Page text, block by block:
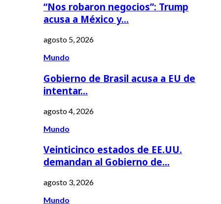
“Nos robaron negocios”: Trump
acusa a México y…
agosto 5, 2026
Mundo
Gobierno de Brasil acusa a EU de
intentar…
agosto 4, 2026
Mundo
Veinticinco estados de EE.UU.
demandan al Gobierno de…
agosto 3, 2026
Mundo